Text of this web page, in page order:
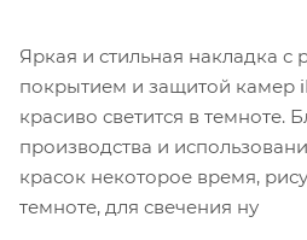
Яркая и стильная накладка с
покрытием и защитой камер
красиво светится в темноте.
производства и
красок некоторое время,
темноте, для свечения ну